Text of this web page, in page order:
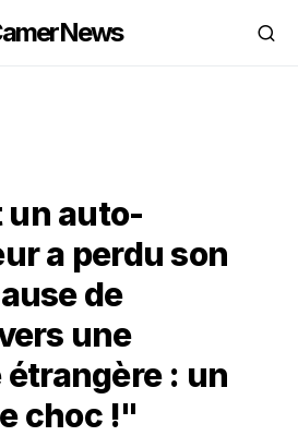
un auto-
a perdu son
de
une
: un
choc !"